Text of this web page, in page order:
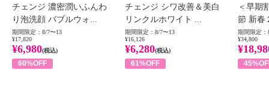
チェンジ 濃密潤いふんわ
り泡洗顔 バブルウォ...
期間限定：8/7〜13
¥17,820
¥6,980(税込)
60%OFF
チェンジ シワ改善＆美白
リンクルホワイト ...
期間限定：8/7〜13
¥16,126
¥6,280(税込)
61%OFF
＜早期
節 新春
期間限定：
¥34,800